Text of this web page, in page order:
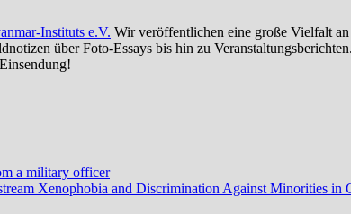
Instituts e.V. Wir veröffentlichen eine große Vielfalt
über Foto-Essays bis hin zu
a military officer
Xenophobia and Discrimination Against Minorities in